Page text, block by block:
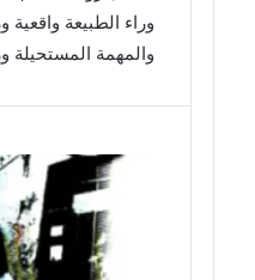
وراء الطبيعة
والمهمة المستحيلة